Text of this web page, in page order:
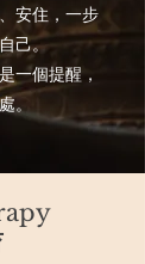
安住，一步
己。
一個提醒，
。